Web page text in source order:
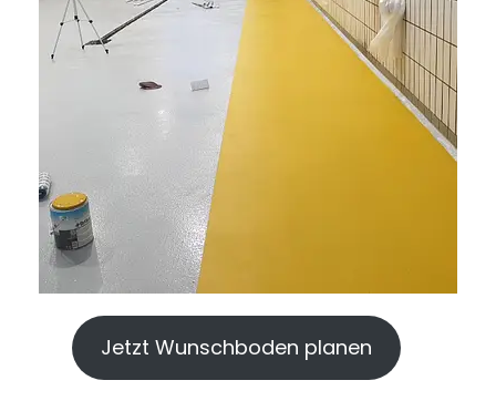
Jetzt Wunschboden planen